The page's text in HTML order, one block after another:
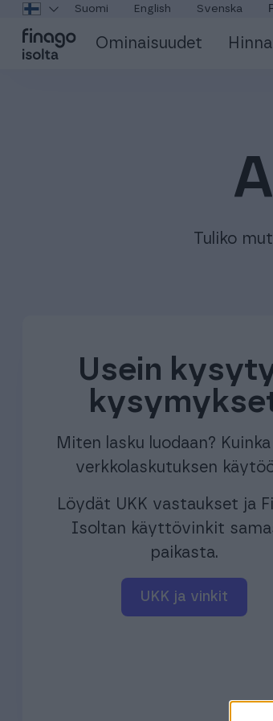
Suomi English Svenska
Ominaisuudet
Tuliko
Usein
Miten lasku luodaan?
verkkolaskutuksen
Löydät UKK vastaukset ja
Isoltan käyttövinkit
paikasta.
UKK ja vinkit